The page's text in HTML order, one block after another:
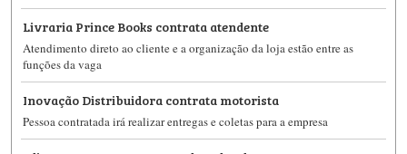
Livraria Prince Books contrata atendente
Atendimento direto ao cliente e a organização da loja estão entre as
funções da vaga
Inovação Distribuidora contrata motorista
Pessoa contratada irá realizar entregas e coletas para a empresa